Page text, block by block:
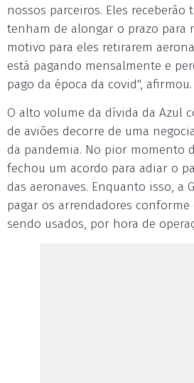
nossos parceiros. Eles receberão
tenham de alongar o prazo para
motivo para eles retirarem
está pagando mensalmente e
pago da época da covid", afirmou.
O alto volume da dívida da Azul
de aviões decorre de uma
da pandemia. No pior momento
fechou um acordo para adiar o
das aeronaves. Enquanto isso, a
pagar os arrendadores conforme
sendo usados, por hora de